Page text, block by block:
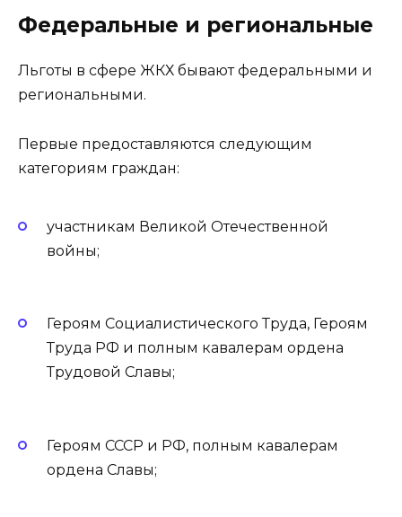
Федеральные и региональные
Льготы в сфере ЖКХ бывают федеральными и
региональными.
Первые предоставляются следующим
категориям граждан:
участникам Великой Отечественной
войны;
Героям Социалистического Труда, Героям
Труда РФ и полным кавалерам ордена
Трудовой Славы;
Героям СССР и РФ, полным кавалерам
ордена Славы;